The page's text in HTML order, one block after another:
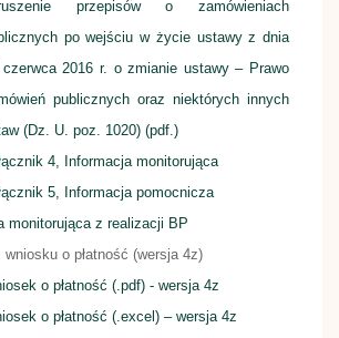
przepisów o zamówieniach
po wejściu w życie ustawy z dnia
2016 r. o zmianie ustawy – Prawo
publicznych oraz niektórych innych
(Dz. U. poz. 1020) (pdf.)
4, Informacja monitorująca
5, Informacja pomocnicza
monitorująca z realizacji BP
wniosku o płatność (wersja 4z)
o płatność (.pdf) - wersja 4z
o płatność (.excel) – wersja 4z